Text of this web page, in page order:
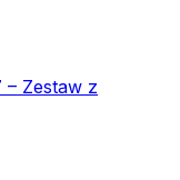
Zestaw z